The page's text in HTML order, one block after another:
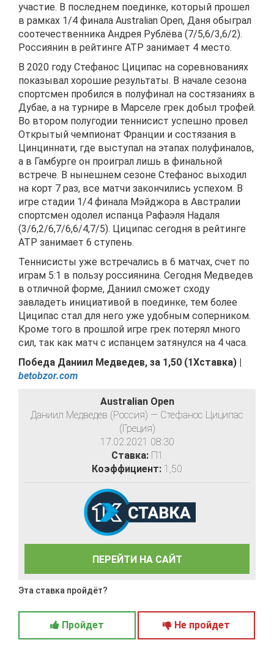
участие. В последнем поединке, который прошел
в рамках 1/4 финала Australian Open, Даня обыграл
соотечественника Андрея Рублёва (7/5,6/3,6/2).
Россиянин в рейтинге АТР занимает 4 место.
В 2020 году Стефанос Циципас на соревнованиях
показывал хорошие результаты. В начале сезона
спортсмен пробился в полуфинал на состязаниях в
Дубае, а на турнире в Марселе грек добыл трофей.
Во втором полугодии теннисист успешно провел
Открытый чемпионат Франции и состязания в
Цинциннати, где выступал на этапах полуфиналов,
а в Гамбурге он проиграл лишь в финальной
встрече. В нынешнем сезоне Стефанос выходил
на корт 7 раз, все матчи закончились успехом. В
игре стадии 1/4 финала Мэйджора в Австралии
спортсмен одолел испанца Рафаэля Надаля
(3/6,2/6,7/6,6/4,7/5). Циципас сегодня в рейтинге
АТР занимает 6 ступень.
Теннисисты уже встречались в 6 матчах, счет по
играм 5:1 в пользу россиянина. Сегодня Медведев
в отличной форме, Даниил сможет сходу
завладеть инициативой в поединке, тем более
Циципас стал для него уже удобным соперником.
Кроме того в прошлой игре грек потерял много
сил, так как матч с испанцем затянулся на 4 часа.
Победа Даниил Медведев, за 1,50 (1Хставка) |
betobzor.com
Australian Open
Даниил Медведев (Россия) — Стефанос Циципас
(Греция)
17.02.2021 08:30
Ставка:П1
Коэффициент: 1,50
ПЕРЕЙТИ НА САЙТ
Эта ставка пройдёт?
Пройдет Не пройдет